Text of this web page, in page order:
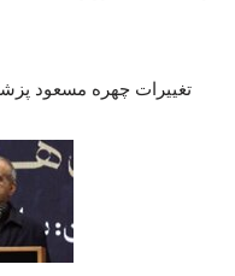
تغییرات چهره مسعود پزشکیان از سال